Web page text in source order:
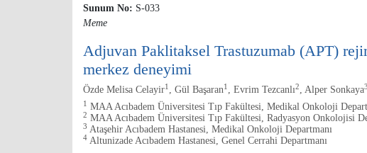
Sunum No: S-033
Meme
Adjuvan Paklitaksel Trastuzumab (APT)
merkez deneyimi
Özde Melisa Celayir1 , Gül Başaran1 , Evrim Tezcanlı2 , Alper Sonkaya3
1 MAA Acıbadem Üniversitesi Tıp Fakültesi, Medikal Onkoloji
2 MAA Acıbadem Üniversitesi Tıp Fakültesi, Radyasyon Onkolojisi
3 Ataşehir Acıbadem Hastanesi, Medikal Onkoloji Departmanı
4 Altunizade Acıbadem Hastanesi, Genel Cerrahi Departmanı